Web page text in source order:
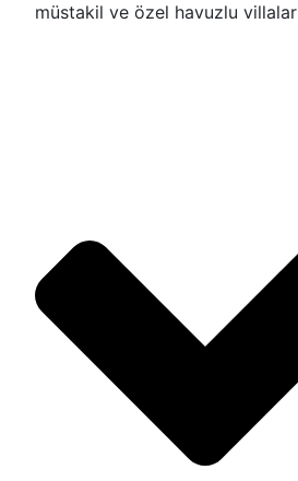
müstakil ve özel havuzlu villalar